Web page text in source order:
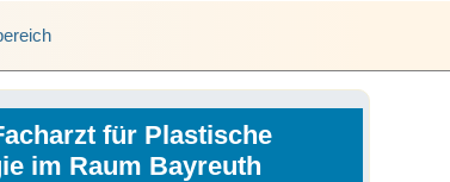
für Plastische
im Raum Bayreuth